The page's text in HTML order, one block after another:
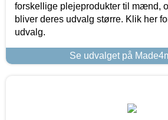
forskellige plejeprodukter til mænd,
bliver deres udvalg større. Klik her
udvalg.
Se udvalget på